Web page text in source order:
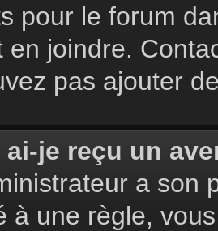
pour le forum
en joindre.
pas ajouter
je reçu un
a son
à une règle,